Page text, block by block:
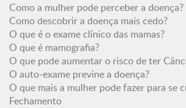
Como a mulher pode perceber a doença?
Como descobrir a doença mais cedo?
O que é o exame clínico das mamas?
O que é mamografia?
O que pode aumentar o risco de ter
O auto-exame previne a doença?
O que mais a mulher pode fazer para se
Fechamento